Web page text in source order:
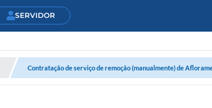
SERVIDOR
Contratação de serviço de remoção (manualmente) de